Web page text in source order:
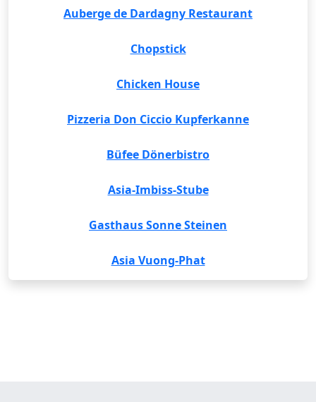
Auberge de Dardagny Restaurant
Chopstick
Chicken House
Pizzeria Don Ciccio Kupferkanne
Büfee Dönerbistro
Asia-Imbiss-Stube
Gasthaus Sonne Steinen
Asia Vuong-Phat